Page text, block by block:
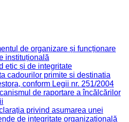
de organizare și funcționare
instituțională
etic și de integritate
cadourilor primite si destinatia
conform Legii nr. 251/2004
de raportare a încălcărilor
privind asumarea unei
de integritate organizațională